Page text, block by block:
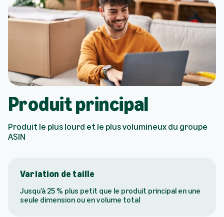
Produit principal
Produit le plus lourd et le plus volumineux du groupe
ASIN
Variation de taille
Jusqu’à 25 % plus petit que le produit principal en une
seule dimension ou en volume total